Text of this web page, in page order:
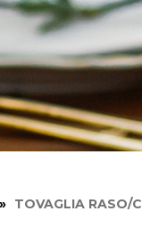
» TOVAGLIA RASO/